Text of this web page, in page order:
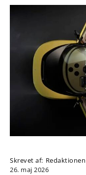
Skrevet af: Redaktionen
26. maj 2026